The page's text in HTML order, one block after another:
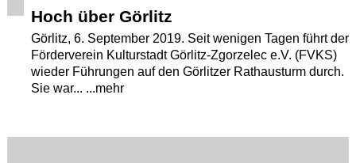
Hoch über Görlitz
Görlitz, 6. September 2019. Seit wenigen Tagen führt der
Förderverein Kulturstadt Görlitz-Zgorzelec e.V. (FVKS)
wieder Führungen auf den Görlitzer Rathausturm durch.
Sie war... ...mehr